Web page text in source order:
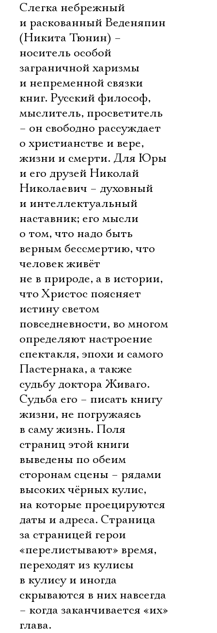
Слегка небрежный
и раскованный Веденяпин
(Никита Тюнин) –
носитель особой
заграничной харизмы
и непременной связки
книг. Русский философ,
мыслитель, просветитель
– он свободно рассуждает
о христианстве и вере,
жизни и смерти. Для Юры
и его друзей Николай
Николаевич – духовный
и интеллектуальный
наставник; его мысли
о том, что надо быть
верным бессмертию, что
человек живёт
не в природе, а в истории,
что Христос поясняет
истину светом
повседневности, во многом
определяют настроение
спектакля, эпохи и самого
Пастернака, а также
судьбу доктора Живаго.
Судьба его – писать книгу
жизни, не погружаясь
в саму жизнь. Поля
страниц этой книги
выведены по обеим
сторонам сцены – рядами
высоких чёрных кулис,
на которые проецируются
даты и адреса. Страница
за страницей герои
«перелистывают» время,
переходят из кулисы
в кулису и иногда
скрываются в них навсегда
– когда заканчивается «их»
глава.